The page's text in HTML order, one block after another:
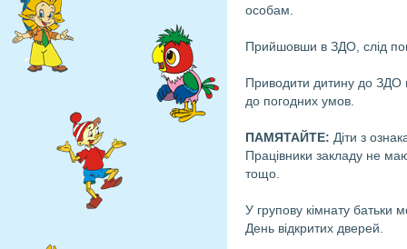
особам.
Прийшовши в ЗДО, слід
Приводити дитину до ЗДО
до погодних умов.
ПАМЯТАЙТЕ: Діти з
Працівники закладу не
тощо.
У групову кімнату батьки
День відкритих дверей.